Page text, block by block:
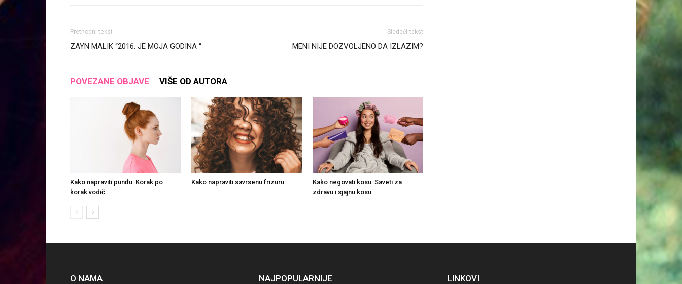
Prethodni tekst
ZAYN MALIK “2016. JE MOJA GODINA “
Sledeći tekst
MENI NIJE DOZVOLJENO DA IZLAZIM?
POVEZANE OBJAVE VIŠE OD AUTORA
Kako napraviti punđu: Korak po
korak vodič
Kako napraviti savrsenu frizuru
Kako negovati kosu: Saveti za
zdravu i sjajnu kosu
O NAMA NAJPOPULARNIJE LINKOVI